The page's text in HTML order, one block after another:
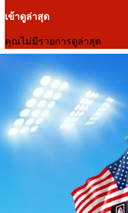
เข้าดูล่าสุด
คุณไม่มีรายการดูล่าสุด